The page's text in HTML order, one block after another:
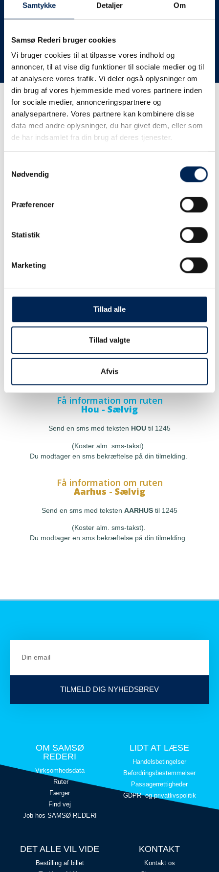
Samtykke Detaljer Om
Samsø Rederi bruger cookies
Vi bruger cookies til at tilpasse vores indhold og
annoncer, til at vise dig funktioner til sociale medier og til
at analysere vores trafik. Vi deler også oplysninger om
din brug af vores hjemmeside med vores partnere inden
for sociale medier, annonceringspartnere og
analysepartnere. Vores partnere kan kombinere disse
data med andre oplysninger, du har givet dem, eller som
de har indsamlet fra din brug af deres tjenester.
Nødvendig
Præferencer
Statistik
Marketing
Tillad alle
Tillad valgte
Afvis
her på siden og ikke ringe eller skrive til os, da vi ikke
har mere at fortælle end I kan læse her.
Vi takker for jeres forståelse.
Få trafikinformation på
sms
tjekke vores hjemmeside eller ringe til os.
Få information om ruten
Hou - Sælvig
Send en sms med teksten HOU til 1245
(Koster alm. sms-takst).
Du modtager en sms bekræftelse på din tilmelding.
Få information om ruten
Aarhus - Sælvig
Send en sms med teksten AARHUS til 1245
(Koster alm. sms-takst).
Du modtager en sms bekræftelse på din tilmelding.
TILMELD DIG NYHEDSBREV
OM SAMSØ
REDERI
Virksomhedsdata
Ruter
Færger
Find vej
Job hos SAMSØ REDERI
LIDT AT LÆSE
Handelsbetingelser
Befordringsbestemmelser
Passagerrettigheder
GDPR- og privatlivspolitik
DET ALLE VIL VIDE
Bestilling af billet
KONTAKT
Kontakt os